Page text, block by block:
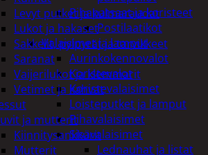
Pihapatsaat ja koristeet
Postilaatikot
Valaisimet ja lamput
Aurinkokennovalot
Koristevalot
Koristevalaisimet
Loisteputket ja lamput
Pihavalaisimet
Sisävalaisimet
Lednauhat ja listat
Levyt putket ja kulmaraudat
Lukot ja hakaset
Sakkelit, pylpyrät ja tarvikkeet
Saranat
Vaijerilukot ja klemmarit
Vetimet ja kahvat
ja mutterit
Kiinnitysankkurit
Mutterit